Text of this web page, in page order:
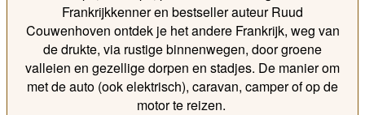
Frankrijkkenner en bestseller auteur Ruud
Couwenhoven ontdek je het andere Frankrijk, weg van
de drukte, via rustige binnenwegen, door groene
valleien en gezellige dorpen en stadjes. De manier om
met de auto (ook elektrisch), caravan, camper of op de
motor te reizen.